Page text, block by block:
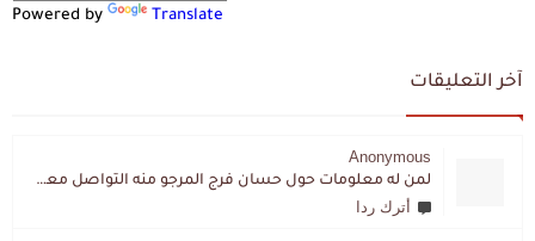
Powered by Translate
آخر التعليقات
Anonymous
لمن له معلومات حول حسان فرج المرجو منه التواصل معي لقد اختفى تماما و كانت لي به علاقة تواصل خاصة
أترك ردا